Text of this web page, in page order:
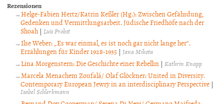
Rezensionen
Helge-Fabien Hertz/Katrin Keßler (Hg.): Zwischen Gefährdung,
Gedenken und Vermittlungsarbeit. Jüdische Friedhöfe nach der
Shoah | Luis Probst
Ilse Weber: „Es war einmal, es ist noch gar nicht lange her“.
Erzählungen für Kinder 1928-1935 | Jana Mikota
Lina Morgenstern: Die Geschichte einer Rebellin |Kathrin Knapp
Marcela Menachem Zoufalá/ Olaf Glöckner: United in Diversity.
Contemporary European Jewry in an interdisciplinary Perspective |
Isabel Schlerkmann